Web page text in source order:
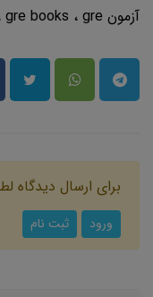
آزمون gre
gre books gre
برای ارسال دیدگاه
ورود ثبت نام